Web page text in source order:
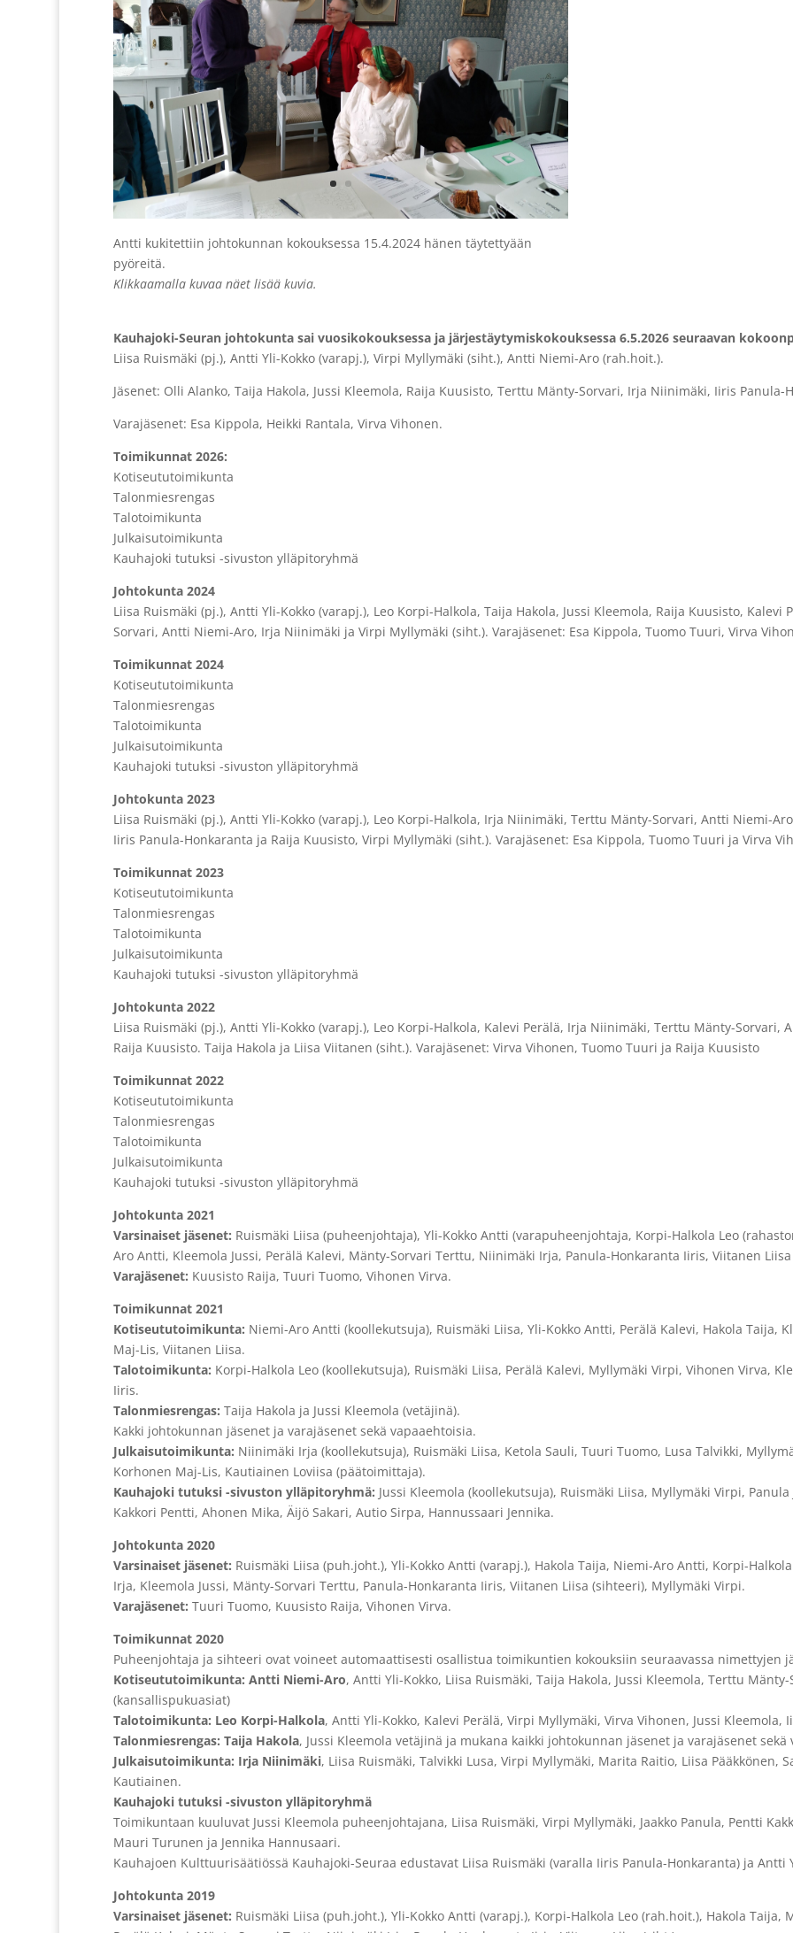
Antti kukitettiin johtokunnan kokouksessa 15.4.2024 hänen täytettyään
pyöreitä.
Klikkaamalla kuvaa näet lisää kuvia.
Kauhajoki-Seuran johtokunta sai vuosikokouksessa ja järjestäytymiskokouksessa 6.5.2026 seuraavan
Liisa Ruismäki (pj.), Antti Yli-Kokko (varapj.), Virpi Myllymäki (siht.), Antti Niemi-Aro (rah.hoit.).
Jäsenet: Olli Alanko, Taija Hakola, Jussi Kleemola, Raija Kuusisto, Terttu Mänty-Sorvari, Irja Niinimäki, Iiris Panula-
Varajäsenet: Esa Kippola, Heikki Rantala, Virva Vihonen.
Toimikunnat 2026:
Kotiseututoimikunta
Talonmiesrengas
Talotoimikunta
Julkaisutoimikunta
Kauhajoki tutuksi -sivuston ylläpitoryhmä
Johtokunta 2024
Liisa Ruismäki (pj.), Antti Yli-Kokko (varapj.), Leo Korpi-Halkola, Taija Hakola, Jussi Kleemola, Raija Kuusisto,
Sorvari, Antti Niemi-Aro, Irja Niinimäki ja Virpi Myllymäki (siht.). Varajäsenet: Esa Kippola, Tuomo Tuuri, Virva
Toimikunnat 2024
Kotiseututoimikunta
Talonmiesrengas
Talotoimikunta
Julkaisutoimikunta
Kauhajoki tutuksi -sivuston ylläpitoryhmä
Johtokunta 2023
Liisa Ruismäki (pj.), Antti Yli-Kokko (varapj.), Leo Korpi-Halkola, Irja Niinimäki, Terttu Mänty-Sorvari, Antti Niemi-
Iiris Panula-Honkaranta ja Raija Kuusisto, Virpi Myllymäki (siht.). Varajäsenet: Esa Kippola, Tuomo Tuuri ja Virva
Toimikunnat 2023
Kotiseututoimikunta
Talonmiesrengas
Talotoimikunta
Julkaisutoimikunta
Kauhajoki tutuksi -sivuston ylläpitoryhmä
Johtokunta 2022
Liisa Ruismäki (pj.), Antti Yli-Kokko (varapj.), Leo Korpi-Halkola, Kalevi Perälä, Irja Niinimäki, Terttu Mänty-Sorvari,
Raija Kuusisto. Taija Hakola ja Liisa Viitanen (siht.). Varajäsenet: Virva Vihonen, Tuomo Tuuri ja Raija Kuusisto
Toimikunnat 2022
Kotiseututoimikunta
Talonmiesrengas
Talotoimikunta
Julkaisutoimikunta
Kauhajoki tutuksi -sivuston ylläpitoryhmä
Johtokunta 2021
Varsinaiset jäsenet: Ruismäki Liisa (puheenjohtaja), Yli-Kokko Antti (varapuheenjohtaja, Korpi-Halkola Leo
Aro Antti, Kleemola Jussi, Perälä Kalevi, Mänty-Sorvari Terttu, Niinimäki Irja, Panula-Honkaranta Iiris, Viitanen
Varajäsenet: Kuusisto Raija, Tuuri Tuomo, Vihonen Virva.
Toimikunnat 2021
Kotiseututoimikunta: Niemi-Aro Antti (koollekutsuja), Ruismäki Liisa, Yli-Kokko Antti, Perälä Kalevi, Hakola Taija,
Maj-Lis, Viitanen Liisa.
Talotoimikunta: Korpi-Halkola Leo (koollekutsuja), Ruismäki Liisa, Perälä Kalevi, Myllymäki Virpi, Vihonen Virva,
Iiris.
Talonmiesrengas: Taija Hakola ja Jussi Kleemola (vetäjinä).
Kakki johtokunnan jäsenet ja varajäsenet sekä vapaaehtoisia.
Julkaisutoimikunta: Niinimäki Irja (koollekutsuja), Ruismäki Liisa, Ketola Sauli, Tuuri Tuomo, Lusa Talvikki,
Korhonen Maj-Lis, Kautiainen Loviisa (päätoimittaja).
Kauhajoki tutuksi -sivuston ylläpitoryhmä: Jussi Kleemola (koollekutsuja), Ruismäki Liisa, Myllymäki Virpi, Panula
Kakkori Pentti, Ahonen Mika, Äijö Sakari, Autio Sirpa, Hannussaari Jennika.
Johtokunta 2020
Varsinaiset jäsenet: Ruismäki Liisa (puh.joht.), Yli-Kokko Antti (varapj.), Hakola Taija, Niemi-Aro Antti, Korpi-
Irja, Kleemola Jussi, Mänty-Sorvari Terttu, Panula-Honkaranta Iiris, Viitanen Liisa (sihteeri), Myllymäki Virpi.
Varajäsenet: Tuuri Tuomo, Kuusisto Raija, Vihonen Virva.
Toimikunnat 2020
Puheenjohtaja ja sihteeri ovat voineet automaattisesti osallistua toimikuntien kokouksiin seuraavassa nimettyjen
Kotiseututoimikunta: Antti Niemi-Aro, Antti Yli-Kokko, Liisa Ruismäki, Taija Hakola, Jussi Kleemola, Terttu
(kansallispukuasiat)
Talotoimikunta: Leo Korpi-Halkola, Antti Yli-Kokko, Kalevi Perälä, Virpi Myllymäki, Virva Vihonen, Jussi
Talonmiesrengas: Taija Hakola, Jussi Kleemola vetäjinä ja mukana kaikki johtokunnan jäsenet ja varajäsenet sekä
Julkaisutoimikunta: Irja Niinimäki, Liisa Ruismäki, Talvikki Lusa, Virpi Myllymäki, Marita Raitio, Liisa Pääkkönen,
Kautiainen.
Kauhajoki tutuksi -sivuston ylläpitoryhmä
Toimikuntaan kuuluvat Jussi Kleemola puheenjohtajana, Liisa Ruismäki, Virpi Myllymäki, Jaakko Panula, Pentti
Mauri Turunen ja Jennika Hannusaari.
Kauhajoen Kulttuurisäätiössä Kauhajoki-Seuraa edustavat Liisa Ruismäki (varalla Iiris Panula-Honkaranta) ja Antti
Johtokunta 2019
Varsinaiset jäsenet: Ruismäki Liisa (puh.joht.), Yli-Kokko Antti (varapj.), Korpi-Halkola Leo (rah.hoit.), Hakola